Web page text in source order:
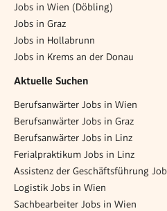
Jobs in Wien (Döbling)
Jobs in Graz
Jobs in Hollabrunn
Jobs in Krems an der Donau
Aktuelle Suchen
Berufsanwärter Jobs in Wien
Berufsanwärter Jobs in Graz
Berufsanwärter Jobs in Linz
Ferialpraktikum Jobs in Linz
Assistenz der Geschäftsführung
Logistik Jobs in Wien
Sachbearbeiter Jobs in Wien